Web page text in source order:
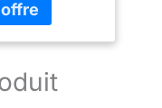
Maison,
TUYA Smart
en français
FACILE À